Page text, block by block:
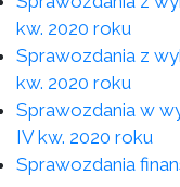
kw. 2020 roku
Sprawozdania z
kw. 2020 roku
Sprawozdania w
IV kw. 2020 roku
Sprawozdania